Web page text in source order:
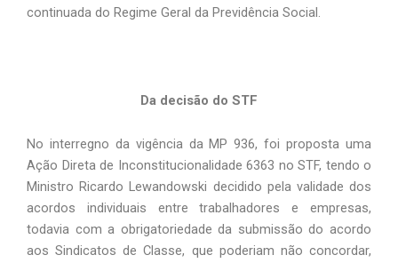
continuada do Regime Geral da Previdência Social.
Da decisão do STF
No interregno da vigência da MP 936, foi proposta uma
Ação Direta de Inconstitucionalidade 6363 no STF, tendo o
Ministro Ricardo Lewandowski decidido pela validade dos
acordos individuais entre trabalhadores e empresas,
todavia com a obrigatoriedade da submissão do acordo
aos Sindicatos de Classe, que poderiam não concordar,